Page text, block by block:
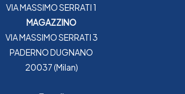
VIA MASSIMO SERRATI 1
MAGAZZINO
VIA MASSIMO SERRATI 3
PADERNO DUGNANO
20037 (Milan)